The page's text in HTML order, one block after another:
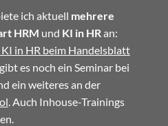
ich aktuell mehrere
HRM und KI in HR an:
in HR beim Handelsblatt
es noch ein Seminar bei
ein weiteres an der
. Auch Inhouse-Trainings